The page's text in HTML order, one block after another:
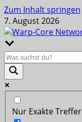
Zum Inhalt springen
7. August 2026
Nur Exakte Treffer